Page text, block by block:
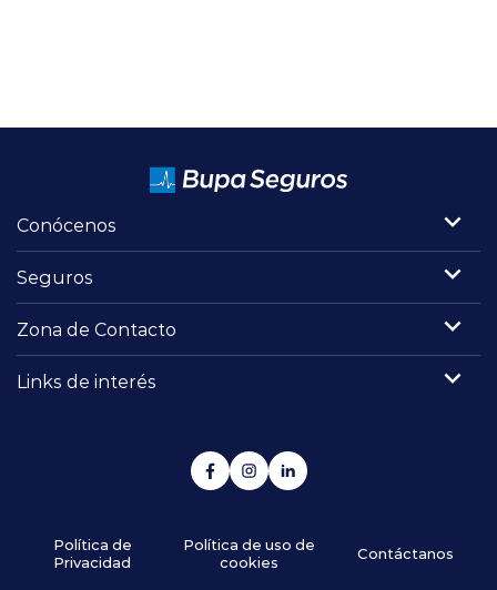
Conócenos
Seguros
Zona de Contacto
Links de interés
Política de
Privacidad
Política de uso de
cookies
Contáctanos